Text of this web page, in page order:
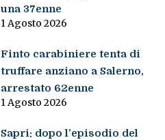
una 37enne
1 Agosto 2026
Finto carabiniere tenta di
truffare anziano a Salerno,
arrestato 62enne
1 Agosto 2026
Sapri: dopo l’episodio del